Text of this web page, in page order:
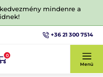
mindenre a
+36 21 300 7514
0
Menü